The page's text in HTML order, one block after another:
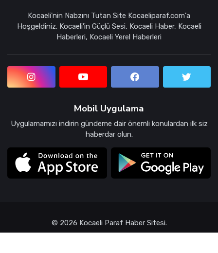
Kocaeli'nin Nabzını Tutan Site Kocaeliparaf.com'a
Hoşgeldiniz. Kocaeli'in Güçlü Sesi, Kocaeli Haber, Kocaeli
Haberleri, Kocaeli Yerel Haberleri
Mobil Uygulama
Uygulamamızı indirin gündeme dair önemli konulardan ilk siz
haberdar olun.
© 2026 Kocaeli Paraf Haber Sitesi.